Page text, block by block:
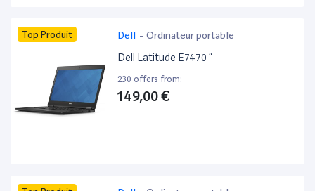
Top Produit Dell - Ordinateur portable
Dell Latitude E7470 ”
230 offers from:
149,00 €